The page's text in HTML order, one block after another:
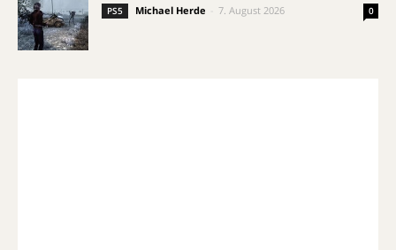
PS5 Michael Herde 7. August 2026 0